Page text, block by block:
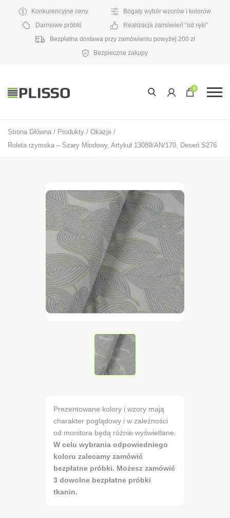
Konkurencyjne ceny
Bogaty wybór wzorów i kolorów
Darmowe próbki
Realizacja zamówień “od ręki”
Bezpłatna dostawa przy zamówieniu powyżej 200 zł
Bezpieczne zakupy
0
Strona Główna / Produkty / Okazje /
Roleta rzymska – Szary Miodowy, Artykuł 13089/AN/170, Deseń S276
Prezentowane kolory i wzory mają
charakter poglądowy i w zależności
od monitora będą różnie wyświetlane.
W celu wybrania odpowiedniego
koloru zalecamy zamówić
bezpłatne próbki. Możesz zamówić
3 dowolne bezpłatne próbki
tkanin.